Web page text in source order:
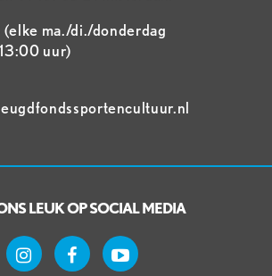
ma./di./donderdag
uur)
LEUK OP SOCIAL MEDIA